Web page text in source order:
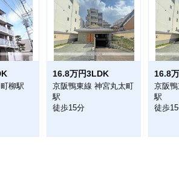
柳駅
16.8万円3LDK
京阪鴨東線 神宮丸太町
駅
徒歩15分
16.8
京阪
駅
徒歩